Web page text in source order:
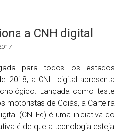
a CNH digital
para todos os estados
2018, a CNH digital apresenta
Lançada como teste
motoristas de Goiás, a Carteira
(CNH-e) é uma iniciativa do
é de que a tecnologia esteja